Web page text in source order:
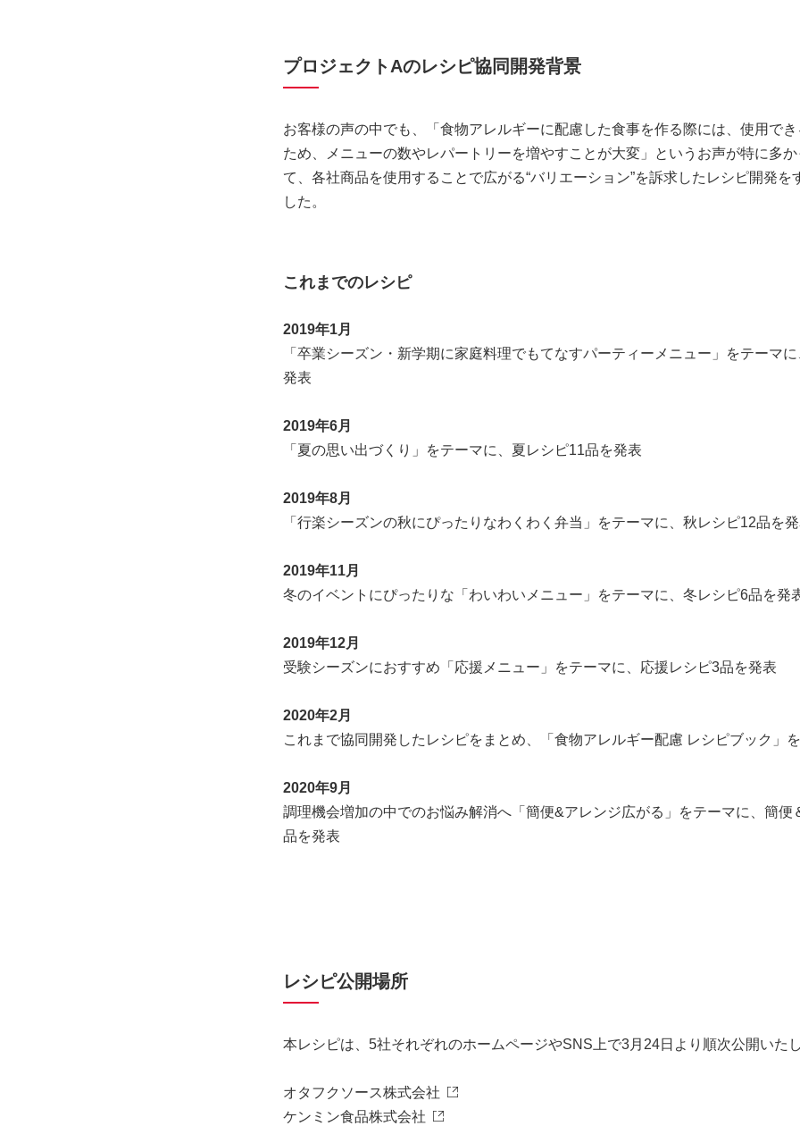
プロジェクトAのレシピ協同開発背景
お客様の声の中でも、「食物アレルギーに配慮した食事を作る際には、使用で
ため、メニューの数やレパートリーを増やすことが大変」というお声が特に多
て、各社商品を使用することで広がる“バリエーション”を訴求したレシピ開発を
した。
これまでのレシピ
2019年1月
「卒業シーズン・新学期に家庭料理でもてなすパーティーメニュー」をテーマ
発表
2019年6月
「夏の思い出づくり」をテーマに、夏レシピ11品を発表
2019年8月
「行楽シーズンの秋にぴったりなわくわく弁当」をテーマに、秋レシピ12品を
2019年11月
冬のイベントにぴったりな「わいわいメニュー」をテーマに、冬レシピ6品を発
2019年12月
受験シーズンにおすすめ「応援メニュー」をテーマに、応援レシピ3品を発表
2020年2月
これまで協同開発したレシピをまとめ、「食物アレルギー配慮 レシピブック」
2020年9月
調理機会増加の中でのお悩み解消へ「簡便&アレンジ広がる」をテーマに、簡便
品を発表
レシピ公開場所
本レシピは、5社それぞれのホームページやSNS上で3月24日より順次公開いたし
オタフクソース株式会社
ケンミン食品株式会社